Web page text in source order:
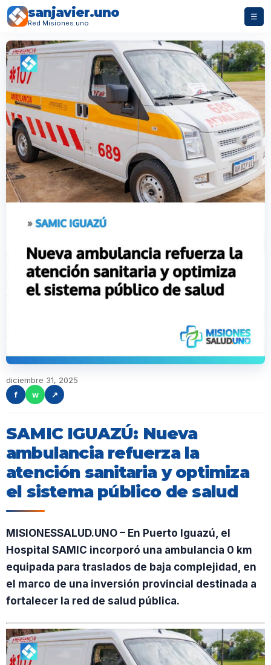
sanjavier.uno
Red Misiones.uno
☰
diciembre 31, 2025
f
w ↗
SAMIC IGUAZÚ: Nueva
ambulancia refuerza la
atención sanitaria y optimiza
el sistema público de salud
MISIONESSALUD.UNO – En Puerto Iguazú, el
Hospital SAMIC incorporó una ambulancia 0 km
equipada para traslados de baja complejidad, en
el marco de una inversión provincial destinada a
fortalecer la red de salud pública.